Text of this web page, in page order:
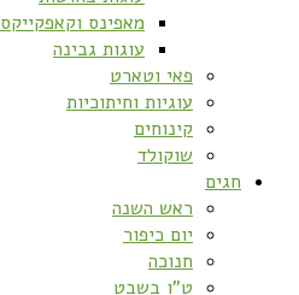
מאפינס וקאפקייקס
עוגות גבינה
פאי וטארט
עוגיות וחיתוכיות
קינוחים
שוקולד
חגים
ראש השנה
יום כיפור
חנוכה
ט”ו בשבט